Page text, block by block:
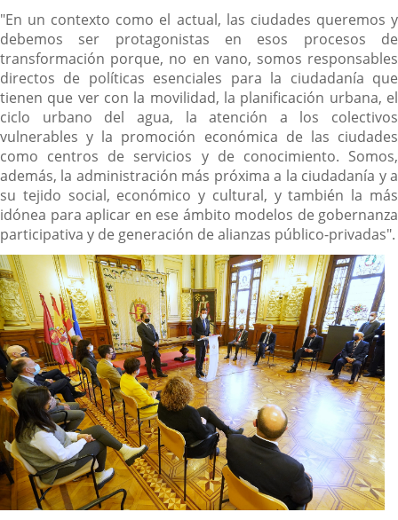
"En un contexto como el actual, las ciudades queremos y
debemos ser protagonistas en esos procesos de
transformación porque, no en vano, somos responsables
directos de políticas esenciales para la ciudadanía que
tienen que ver con la movilidad, la planificación urbana, el
ciclo urbano del agua, la atención a los colectivos
vulnerables y la promoción económica de las ciudades
como centros de servicios y de conocimiento. Somos,
además, la administración más próxima a la ciudadanía y a
su tejido social, económico y cultural, y también la más
idónea para aplicar en ese ámbito modelos de gobernanza
participativa y de generación de alianzas público-privadas".